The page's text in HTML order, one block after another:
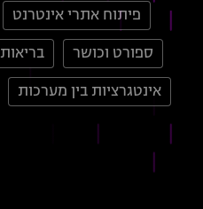
פיתוח אתרי אינטרנט
ספורט וכושר בריאות
אינטגרציות בין מערכות